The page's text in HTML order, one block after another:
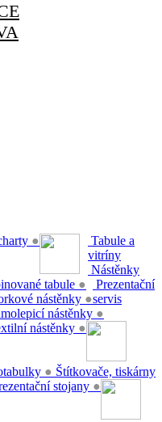
●
Tabule a
vitríny
tabule ●
Nástěnky
nástěnky ●
nástěnky ●
nástěnky ●
Prezentační
servis
●
stojany ●
Štítkovače, tiskárny